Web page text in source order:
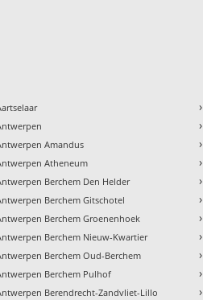
Amandus
Atheneum
Berchem Den Helder
Berchem Gitschotel
Berchem Groenenhoek
Berchem Nieuw-Kwartier
Berchem Oud-Berchem
Berchem Pulhof
Berendrecht-Zandvliet-Lillo
›
›
›
›
›
›
›
›
›
›
›